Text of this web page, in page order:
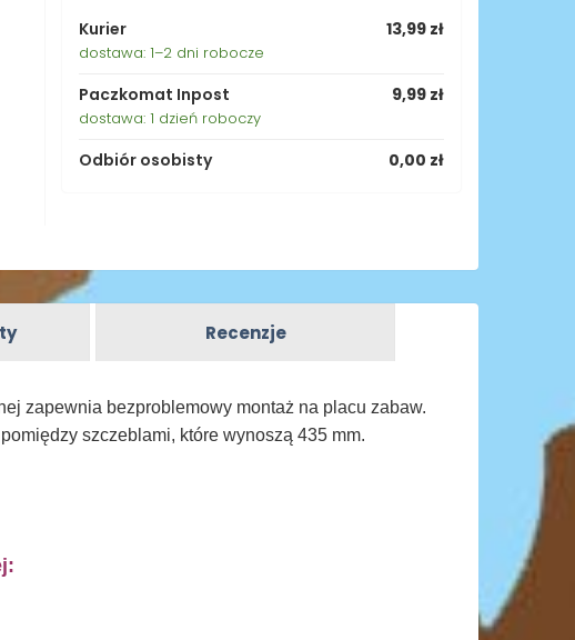
Kurier 13,99 zł
dostawa: 1–2 dni robocze
Paczkomat Inpost 9,99 zł
dostawa: 1 dzień roboczy
Odbiór osobisty 0,00 zł
Recenzje
zapewnia bezproblemowy montaż na placu zabaw.
szczeblami, które wynoszą 435 mm.